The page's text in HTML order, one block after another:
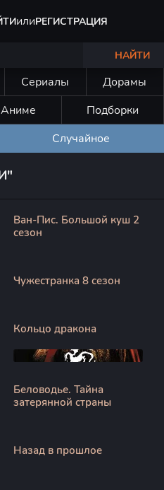
илиРЕГИСТРАЦИЯ
НАЙТИ
Сериалы
Дорамы
Аниме
Подборки
Случайное
Ван-Пис. Большой куш 2
сезон
Чужестранка 8 сезон
Кольцо дракона
Беловодье. Тайна
затерянной страны
Назад в прошлое